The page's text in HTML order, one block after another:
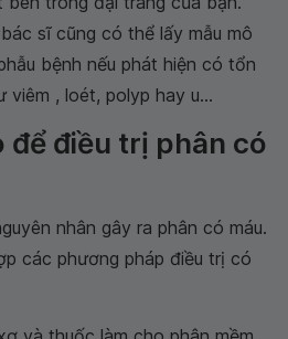
sĩ cũng có thể lấy mẫu mô
bệnh nếu phát hiện có tổn
, loét, polyp hay u...
để điều trị phân có
nhân gây ra phân có máu.
các phương pháp điều trị có